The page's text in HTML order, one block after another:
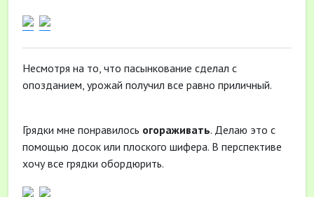
Несмотря на то, что пасынкование сделал с
опозданием, урожай получил все равно приличный.
Грядки мне понравилось огораживать. Делаю это с
помощью досок или плоского шифера. В перспективе
хочу все грядки обордюрить.